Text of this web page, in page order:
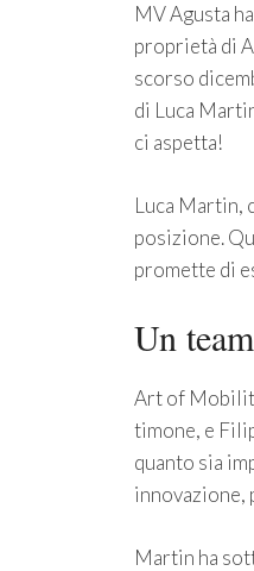
MV Agusta
proprietà di
scorso
di Luca
ci aspetta!
Luca Martin,
posizione.
promette di
Un
Art of
timone, e
quanto sia
innovazione,
Martin ha